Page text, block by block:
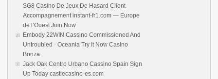
SG8 Casino De Jeux De Hasard Client
Accompagnement instant-fr1.com — Europe
de l’Ouest Join Now
Embody 22WIN Cassino Commissioned And
Untroubled · Oceania Try It Now Casino
Bonza
Jack Oak Centro Urbano Cassino Spain Sign
Up Today castlecasino-es.com